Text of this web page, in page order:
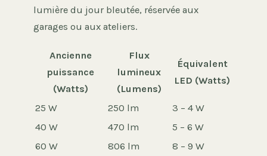
lumière du jour bleutée, réservée aux
garages ou aux ateliers.
Ancienne
puissance
(Watts)
Flux
lumineux
(Lumens)
Équivalent
LED (Watts)
25 W 250 lm
3 – 4 W
40 W
470 lm
5 – 6 W
60 W
806 lm
8 – 9 W